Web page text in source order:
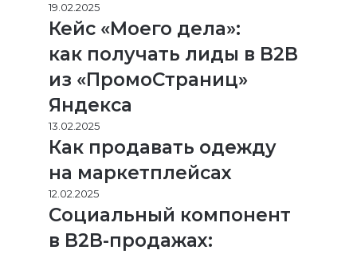
19.02.2025
Кейс «Моего дела»:
как получать лиды в B2B
из «ПромоСтраниц»
Яндекса
13.02.2025
Как продавать одежду
на маркетплейсах
12.02.2025
Социальный компонент
в B2B-продажах: